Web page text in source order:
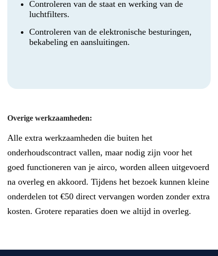
Controleren van de staat en werking van de
luchtfilters.
Controleren van de elektronische besturingen,
bekabeling en aansluitingen.
Overige werkzaamheden:
Alle extra werkzaamheden die buiten het
onderhoudscontract vallen, maar nodig zijn voor het
goed functioneren van je airco, worden alleen uitgevoerd
na overleg en akkoord. Tijdens het bezoek kunnen kleine
onderdelen tot €50 direct vervangen worden zonder extra
kosten. Grotere reparaties doen we altijd in overleg.